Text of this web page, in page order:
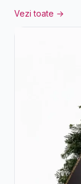
Vezi toate →